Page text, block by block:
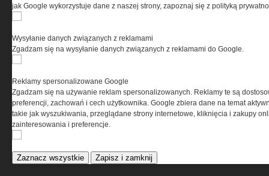
Regulamin określa zasady korzystania z portalu
Korzystanie z portalu jest równoznaczne
z zaakceptowaniem warunków ustanowionych
przez Grupa MEDIUM Spółka z ograniczoną
odpowiedzialnością Spółka komandytowa, nr KRS:
jak Google wykorzystuje dane z naszej strony, zapoznaj się z polityką
Wysyłanie danych związanych z reklamami
Zgadzam się na wysyłanie danych związanych z reklamami do Google.
Reklamy spersonalizowane Google
Zgadzam się na używanie reklam spersonalizowanych. Reklamy te są
preferencji, zachowań i cech użytkownika. Google zbiera dane na temat
takie jak wyszukiwania, przeglądane strony internetowe, kliknięcia i zakupy
zainteresowania i preferencje.
Zaznacz wszystkie Zapisz i zamknij